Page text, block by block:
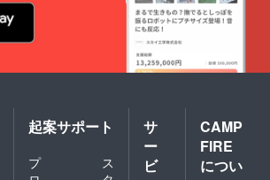
起案サポート
プ
ス
サ
ー
ビ
CAMP
FIRE
につい